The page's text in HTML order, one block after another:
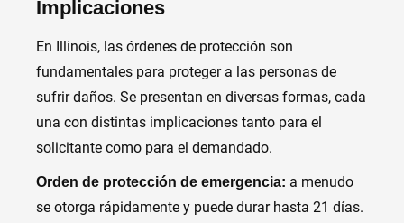
Implicaciones
En Illinois, las órdenes de protección son
fundamentales para proteger a las personas de
sufrir daños. Se presentan en diversas formas, cada
una con distintas implicaciones tanto para el
solicitante como para el demandado.
Orden de protección de emergencia: a menudo
se otorga rápidamente y puede durar hasta 21 días.